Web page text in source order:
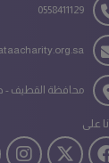
0558411129
محافظة القطيف -
على